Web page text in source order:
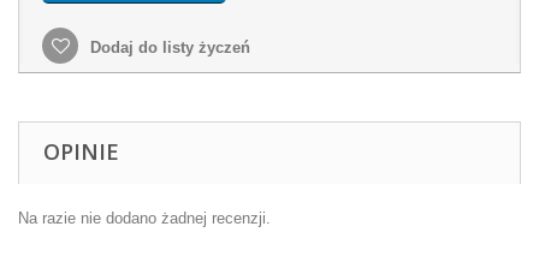
Dodaj do listy życzeń
OPINIE
Na razie nie dodano żadnej recenzji.